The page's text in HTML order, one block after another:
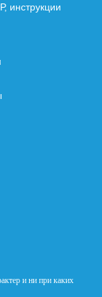
инструкции
и ни при каких